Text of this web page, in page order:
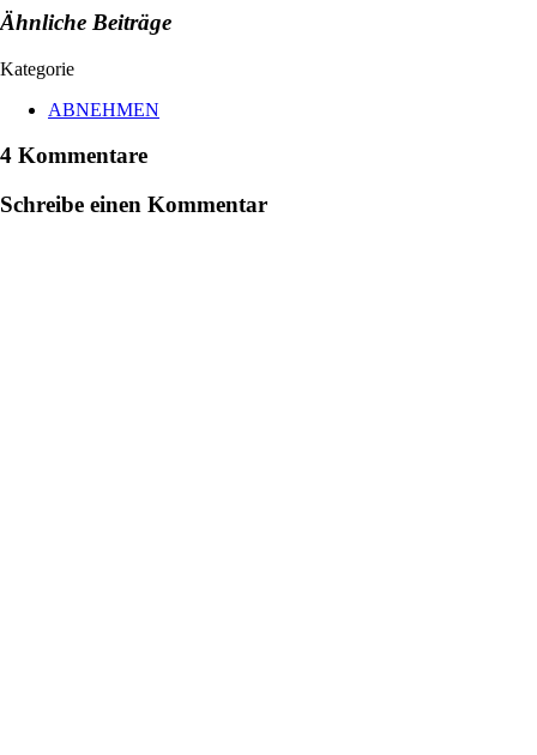
Ähnliche Beiträge
Kategorie
ABNEHMEN
4 Kommentare
Schreibe einen Kommentar